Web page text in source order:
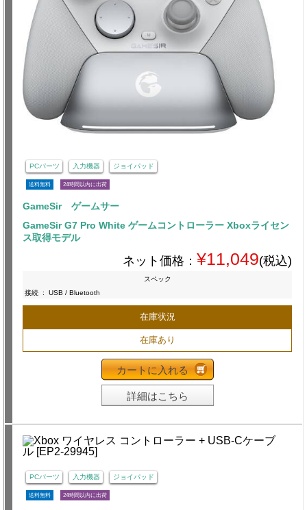
PCパーツ 入力機器 ジョイパッド
送料無料 24時間以内に出荷
GameSir ゲームサー
GameSir G7 Pro White ゲームコントローラー Xboxライセン
ス取得モデル
ネット価格： ¥11,049(税込)
スペック
接続 : USB / Bluetooth
在庫状況
在庫あり
カートに入れる
詳細はこちら
PCパーツ 入力機器 ジョイパッド
送料無料 24時間以内に出荷